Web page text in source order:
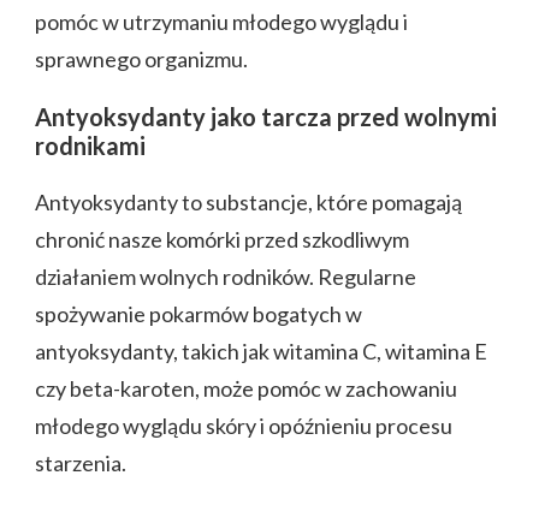
pomóc w utrzymaniu młodego wyglądu i
sprawnego organizmu.
Antyoksydanty jako tarcza przed wolnymi
rodnikami
Antyoksydanty to substancje, które pomagają
chronić nasze komórki przed szkodliwym
działaniem wolnych rodników. Regularne
spożywanie pokarmów bogatych w
antyoksydanty, takich jak witamina C, witamina E
czy beta-karoten, może pomóc w zachowaniu
młodego wyglądu skóry i opóźnieniu procesu
starzenia.